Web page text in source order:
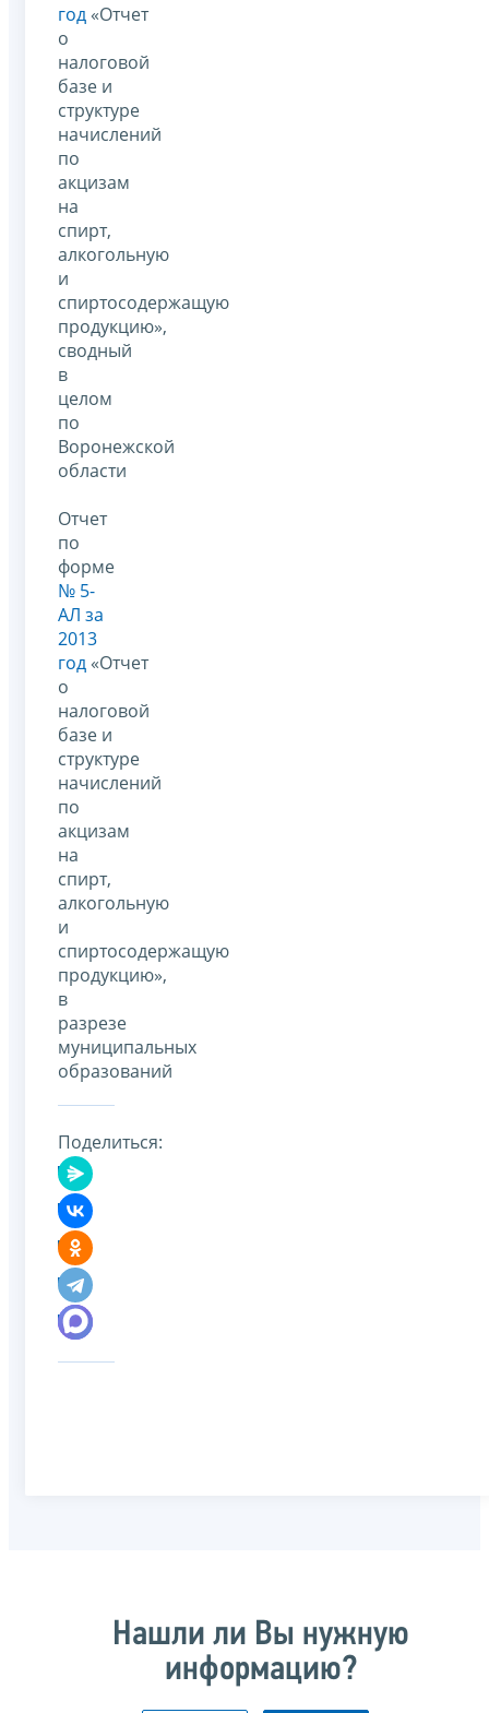
год «Отчет
о
налоговой
базе и
структуре
начислений
по
акцизам
на
спирт,
алкогольную
и
спиртосодержащую
продукцию»,
сводный
в
целом
по
Воронежской
области
Отчет
по
форме
№ 5-
АЛ за
2013
год «Отчет
о
налоговой
базе и
структуре
начислений
по
акцизам
на
спирт,
алкогольную
и
спиртосодержащую
продукцию»,
в
разрезе
муниципальных
образований
Поделиться:
Нашли ли Вы нужную
информацию?